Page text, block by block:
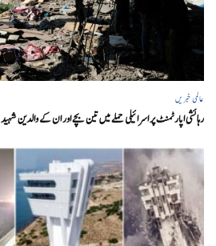
عالمی خبریں
رہائشی اپارٹمنٹ پر اسرائیلی حملے میں تین بچے اور ان کے والدین شہید